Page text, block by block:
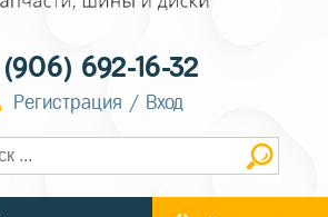
692-16-32
Регистрация / Вход